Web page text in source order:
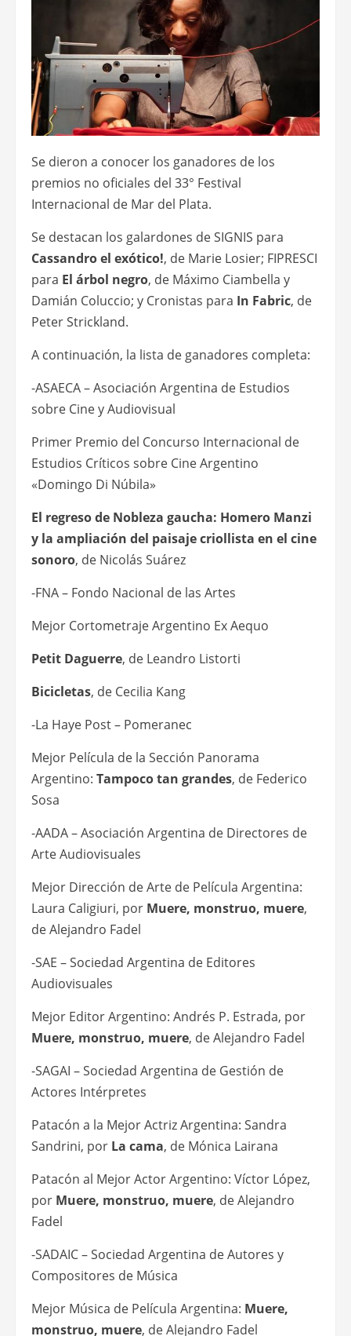
Se dieron a conocer los ganadores de los
premios no oficiales del 33° Festival
Internacional de Mar del Plata.
Se destacan los galardones de SIGNIS para
Cassandro el exótico!, de Marie Losier; FIPRESCI
para El árbol negro, de Máximo Ciambella y
Damián Coluccio; y Cronistas para In Fabric, de
Peter Strickland.
A continuación, la lista de ganadores completa:
-ASAECA – Asociación Argentina de Estudios
sobre Cine y Audiovisual
Primer Premio del Concurso Internacional de
Estudios Críticos sobre Cine Argentino
«Domingo Di Núbila»
El regreso de Nobleza gaucha: Homero Manzi
y la ampliación del paisaje criollista en el cine
sonoro, de Nicolás Suárez
-FNA – Fondo Nacional de las Artes
Mejor Cortometraje Argentino Ex Aequo
Petit Daguerre, de Leandro Listorti
Bicicletas, de Cecilia Kang
-La Haye Post – Pomeranec
Mejor Película de la Sección Panorama
Argentino: Tampoco tan grandes, de Federico
Sosa
-AADA – Asociación Argentina de Directores de
Arte Audiovisuales
Mejor Dirección de Arte de Película Argentina:
Laura Caligiuri, por Muere, monstruo, muere,
de Alejandro Fadel
-SAE – Sociedad Argentina de Editores
Audiovisuales
Mejor Editor Argentino: Andrés P. Estrada, por
Muere, monstruo, muere, de Alejandro Fadel
-SAGAI – Sociedad Argentina de Gestión de
Actores Intérpretes
Patacón a la Mejor Actriz Argentina: Sandra
Sandrini, por La cama, de Mónica Lairana
Patacón al Mejor Actor Argentino: Víctor López,
por Muere, monstruo, muere, de Alejandro
Fadel
-SADAIC – Sociedad Argentina de Autores y
Compositores de Música
Mejor Música de Película Argentina: Muere,
monstruo, muere, de Alejandro Fadel